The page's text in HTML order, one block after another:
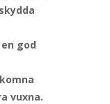
god
vuxna.